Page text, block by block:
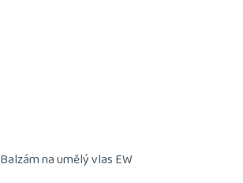
Balzám na umělý vlas EW